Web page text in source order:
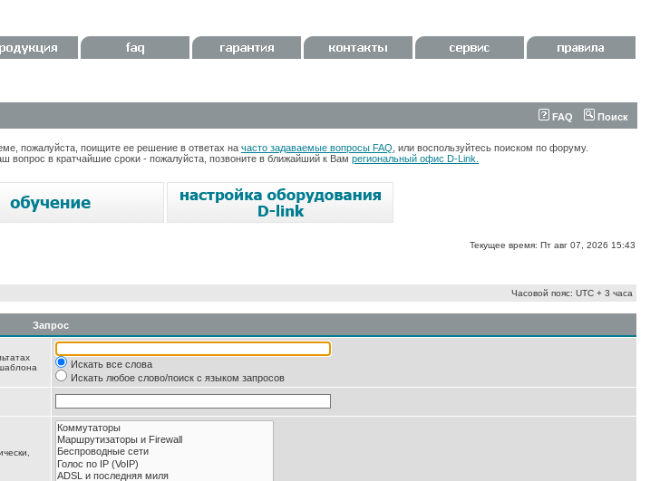
FAQ Поиск
пожалуйста, поищите ее решение в ответах на часто задаваемые вопросы FAQ , или воспользуйтесь поиском по форуму.
вопрос в кратчайшие сроки - пожалуйста, позвоните в ближайший к Вам региональный офис D-Link.
Текущее время: Пт авг 07, 2026 15:43
Часовой пояс: UTC + 3 часа
Запрос
Искать все слова
Искать любое слово/поиск с языком запросов